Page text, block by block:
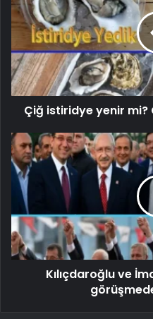
Çiğ istiridye yenir
Kılıçdaroğlu ve